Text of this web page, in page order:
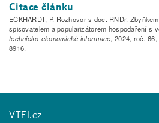
Citace článku
ECKHARDT, P. Rozhovor s doc. RNDr.
spisovatelem a popularizátorem hospodaření s
technicko-ekonomické informace, 2024, roč.
8916.
VTEI.cz